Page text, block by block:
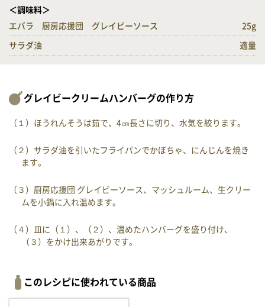
＜調味料＞
エバラ 厨房応援団 グレイビーソース
25g
サラダ油 適量
グレイビークリームハンバーグの作り方
（１）ほうれんそうは茹で、4㎝長さに切り、水気を絞ります。
（２）サラダ油を引いたフライパンでかぼちゃ、にんじんを焼き
ます。
（３）厨房応援団 グレイビーソース、マッシュルーム、生クリー
ムを小鍋に入れ温めます。
（４）皿に（１）、（２）、温めたハンバーグを盛り付け、
（３）をかけ出来あがりです。
このレシピに使われている商品